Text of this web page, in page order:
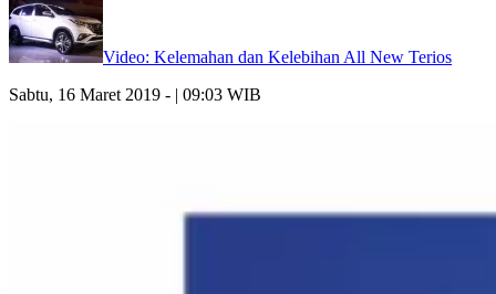
Video: Kelemahan dan Kelebihan All New Terios
Sabtu, 16 Maret 2019 - | 09:03 WIB